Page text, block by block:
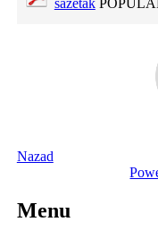
sažetak
Nazad
Menu